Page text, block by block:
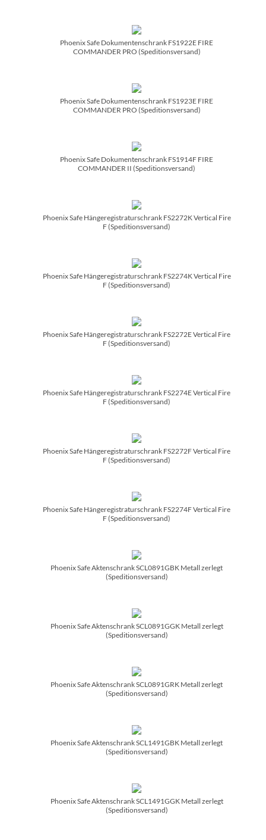
Phoenix Safe Dokumentenschrank FS1922E FIRE
COMMANDER PRO (Speditionsversand)
Phoenix Safe Dokumentenschrank FS1923E FIRE
COMMANDER PRO (Speditionsversand)
Phoenix Safe Dokumentenschrank FS1914F FIRE
COMMANDER II (Speditionsversand)
Phoenix Safe Hängeregistraturschrank FS2272K Vertical Fire
F (Speditionsversand)
Phoenix Safe Hängeregistraturschrank FS2274K Vertical Fire
F (Speditionsversand)
Phoenix Safe Hängeregistraturschrank FS2272E Vertical Fire
F (Speditionsversand)
Phoenix Safe Hängeregistraturschrank FS2274E Vertical Fire
F (Speditionsversand)
Phoenix Safe Hängeregistraturschrank FS2272F Vertical Fire
F (Speditionsversand)
Phoenix Safe Hängeregistraturschrank FS2274F Vertical Fire
F (Speditionsversand)
Phoenix Safe Aktenschrank SCL0891GBK Metall zerlegt
(Speditionsversand)
Phoenix Safe Aktenschrank SCL0891GGK Metall zerlegt
(Speditionsversand)
Phoenix Safe Aktenschrank SCL0891GRK Metall zerlegt
(Speditionsversand)
Phoenix Safe Aktenschrank SCL1491GBK Metall zerlegt
(Speditionsversand)
Phoenix Safe Aktenschrank SCL1491GGK Metall zerlegt
(Speditionsversand)